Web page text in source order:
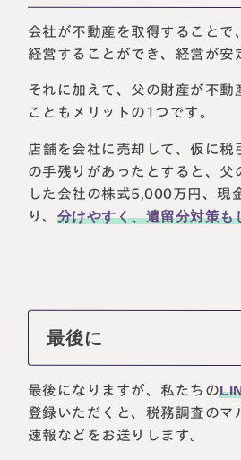
会社が不動産を取得することで
経営することができ、経営が安
それに加えて、父の財産が不動
こともメリットの1つです。
店舗を会社に売却して、仮に税
の手残りがあったとすると、父
した会社の株式5,000万円、現
り、分けやすく、遺留分対策も
最後に
最後になりますが、私たちの
登録いただくと、税務調査のマ
速報などをお送りします。